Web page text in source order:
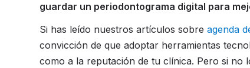
guardar un periodontograma digital para
Si has leído nuestros artículos sobreagenda
convicción de que adoptar herramientas
como a la reputación de tu clínica. Pero si no